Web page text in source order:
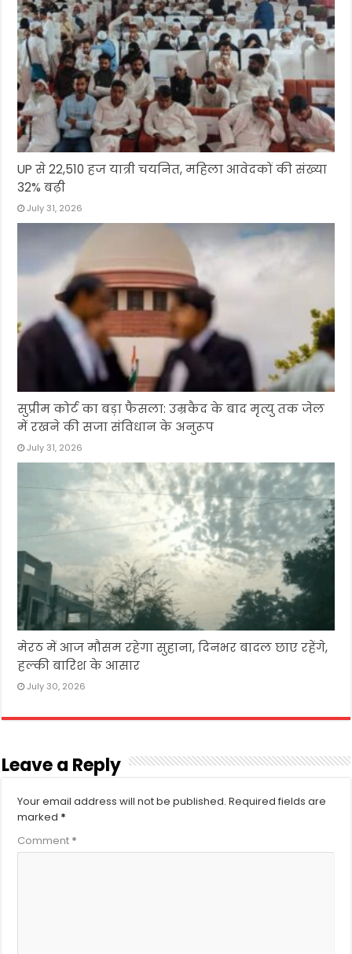
UP से 22,510 हज यात्री चयनित, महिला आवेदकों की संख्या
32% बढ़ी
July 31, 2026
सुप्रीम कोर्ट का बड़ा फैसला: उम्रकैद के बाद मृत्यु तक जेल
में रखने की सजा संविधान के अनुरूप
July 31, 2026
मेरठ में आज मौसम रहेगा सुहाना, दिनभर बादल छाए रहेंगे,
हल्की बारिश के आसार
July 30, 2026
Leave a Reply
Your email address will not be published. Required fields are
marked *
Comment *